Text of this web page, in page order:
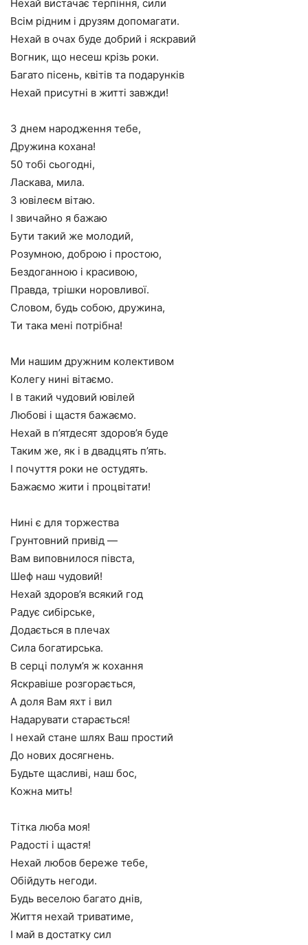
Нехай вистачає терпіння, сили
Всім рідним і друзям допомагати.
Нехай в очах буде добрий і яскравий
Вогник, що несеш крізь роки.
Багато пісень, квітів та подарунків
Нехай присутні в житті завжди!
З днем народження тебе,
Дружина кохана!
50 тобі сьогодні,
Ласкава, мила.
З ювілеєм вітаю.
І звичайно я бажаю
Бути такий же молодий,
Розумною, доброю і простою,
Бездоганною і красивою,
Правда, трішки норовливої.
Словом, будь собою, дружина,
Ти така мені потрібна!
Ми нашим дружним колективом
Колегу нині вітаємо.
І в такий чудовий ювілей
Любові і щастя бажаємо.
Нехай в п’ятдесят здоров’я буде
Таким же, як і в двадцять п’ять.
І почуття роки не остудять.
Бажаємо жити і процвітати!
Нині є для торжества
Грунтовний привід —
Вам виповнилося півста,
Шеф наш чудовий!
Нехай здоров’я всякий год
Радує сибірське,
Додається в плечах
Сила богатирська.
В серці полум’я ж кохання
Яскравіше розгорається,
А доля Вам яхт і вил
Надарувати старається!
І нехай стане шлях Ваш простий
До нових досягнень.
Будьте щасливі, наш бос,
Кожна мить!
Тітка люба моя!
Радості і щастя!
Нехай любов береже тебе,
Обійдуть негоди.
Будь веселою багато днів,
Життя нехай триватиме,
І май в достатку сил